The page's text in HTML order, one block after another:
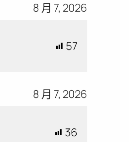
8 月 7, 2026
57
8 月 7, 2026
36